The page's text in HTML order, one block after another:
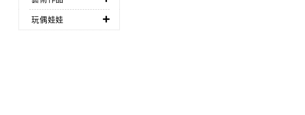
玩偶娃娃